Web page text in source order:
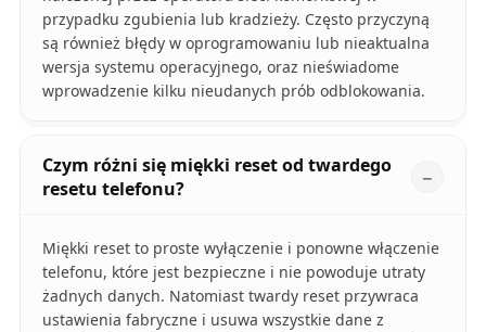
przypadku zgubienia lub kradzieży. Często przyczyną
są również błędy w oprogramowaniu lub nieaktualna
wersja systemu operacyjnego, oraz nieświadome
wprowadzenie kilku nieudanych prób odblokowania.
Czym różni się miękki reset od twardego
resetu telefonu?
Miękki reset to proste wyłączenie i ponowne włączenie
telefonu, które jest bezpieczne i nie powoduje utraty
żadnych danych. Natomiast twardy reset przywraca
ustawienia fabryczne i usuwa wszystkie dane z